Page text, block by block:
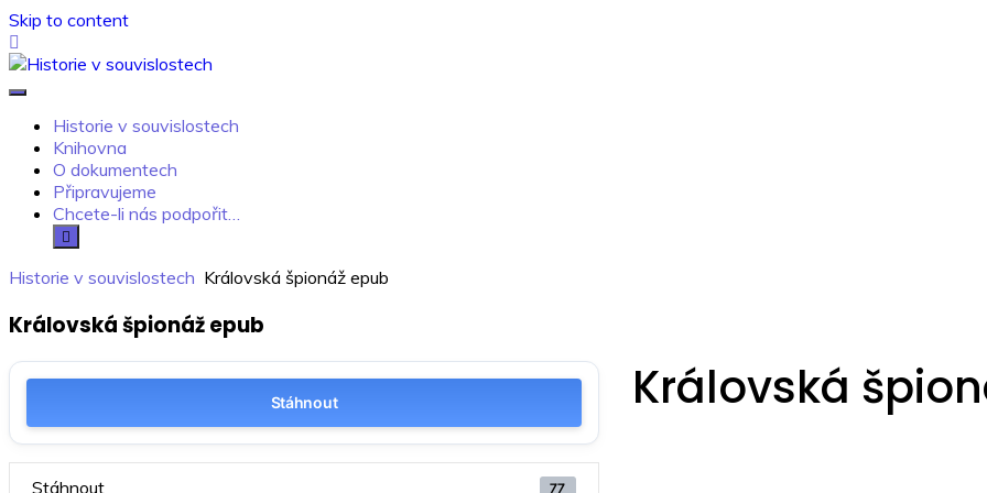
Skip to content
Historie v souvislostech
Knihovna
O dokumentech
Připravujeme
Chcete-li nás podpořit…
Historie v souvislostech Královská špionáž epub
Královská špionáž epub
Stáhnout
Stáhnout 77
Královská